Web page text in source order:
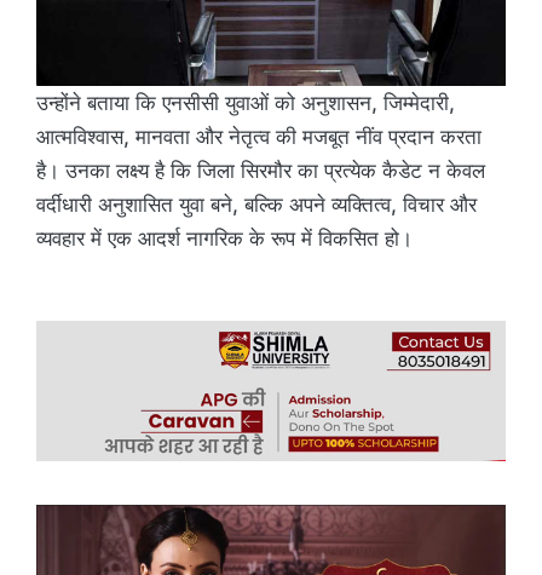
उन्होंने बताया कि एनसीसी युवाओं को अनुशासन, जिम्मेदारी,
आत्मविश्वास, मानवता और नेतृत्व की मजबूत नींव प्रदान करता
है। उनका लक्ष्य है कि जिला सिरमौर का प्रत्येक कैडेट न केवल
वर्दीधारी अनुशासित युवा बने, बल्कि अपने व्यक्तित्व, विचार और
व्यवहार में एक आदर्श नागरिक के रूप में विकसित हो।